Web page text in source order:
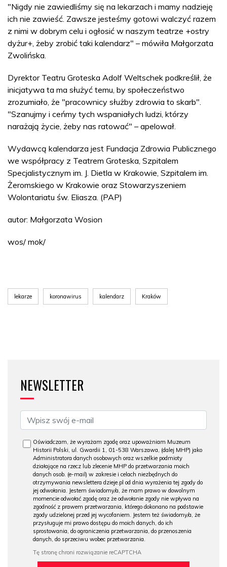
"Nigdy nie zawiedliśmy się na lekarzach i mamy nadzieję
ich nie zawieść. Zawsze jesteśmy gotowi walczyć razem
z nimi w dobrym celu i ogłosić w naszym teatrze +ostry
dyżur+, żeby zrobić taki kalendarz" – mówiła Małgorzata
Zwolińska.
Dyrektor Teatru Groteska Adolf Weltschek podkreślił, że
inicjatywa ta ma służyć temu, by społeczeństwo
zrozumiało, że "pracownicy służby zdrowia to skarb".
"Szanujmy i ceńmy tych wspaniałych ludzi, którzy
narażają życie, żeby nas ratować" – apelował.
Wydawcą kalendarza jest Fundacja Zdrowia Publicznego
we współpracy z Teatrem Groteska, Szpitalem
Specjalistycznym im. J. Dietla w Krakowie, Szpitalem im.
Żeromskiego w Krakowie oraz Stowarzyszeniem
Wolontariatu św. Eliasza. (PAP)
autor: Małgorzata Wosion
wos/ mok/
lekarze koronawirus kalendarz Kraków
NEWSLETTER
Oświadczam, że wyrażam zgodę oraz upoważniam Muzeum
Historii Polski, ul. Gwardii 1, 01-538 Warszawa, (dalej MHP) jako
Administratora danych osobowych oraz wszelkie podmioty
działające na rzecz lub zlecenie MHP do przetwarzania moich
danych osob. (e-mail) w zakresie i celach niezbędnych do
otrzymywania newslettera dzieje.pl od dnia wyrażenia tej zgody do
jej odwołania. Jestem świadomy/a, że mam prawo w dowolnym
momencie odwołać zgodę oraz że odwołanie zgody nie wpływa na
zgodność z prawem przetwarzania, którego dokonano na podstawie
zgody udzielonej przed jej wycofaniem. Jestem też świadomy/a, że
przysługuje mi prawo dostępu do moich danych, do ich
sprostowania, do ograniczenia przetwarzania, do przenoszenia
danych, do sprzeciwu wobec przetwarzania.